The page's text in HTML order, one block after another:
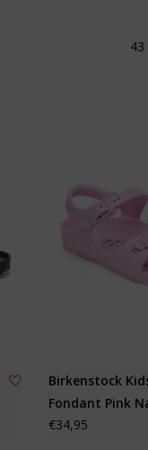
Birkenstock
Fondant Pink
€34,95